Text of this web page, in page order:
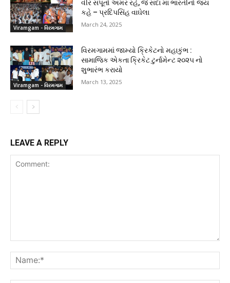
Viramgam - વિરમગામ
વીર સપૂતો અમર રહે, જે સદા મા ભારતીનો જય
કહે – પ્રદિપસિંહ વાઘેલા
March 24, 2025
Viramgam - વિરમગામ
વિરમગામમાં જામ્યો ક્રિકેટનો મહાકુંભ :
સામાજિક એકતા ક્રિકેટ ટુર્નામેન્ટ ૨૦૨૫ નો
શુભારંભ કરાયો
March 13, 2025
LEAVE A REPLY